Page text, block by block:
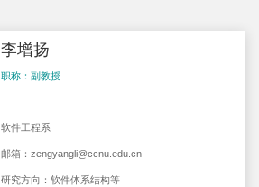
李增扬
职称：副教授
软件工程系
邮箱：zengyangli@ccnu.edu.cn
研究方向：软件体系结构等